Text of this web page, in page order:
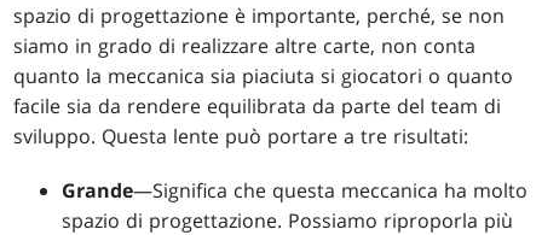
spazio di progettazione è importante, perché, se non
siamo in grado di realizzare altre carte, non conta
quanto la meccanica sia piaciuta si giocatori o quanto
facile sia da rendere equilibrata da parte del team di
sviluppo. Questa lente può portare a tre risultati:
Grande—Significa che questa meccanica ha molto
spazio di progettazione. Possiamo riproporla più